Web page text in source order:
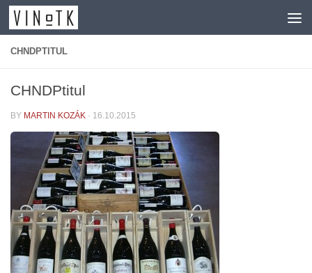
Skip to content
CHNDPTITUL
CHNDPtitul
BY MARTIN KOZÁK · 16.10.2015